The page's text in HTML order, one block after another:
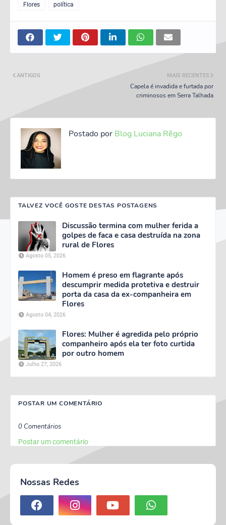
Flores política
MAIS RECENTES
Capela é invadida e furtada por
criminosos em Serra Talhada
ANTIGOS
Postado por Blog Luciana Rêgo
TALVEZ VOCÊ GOSTE DESTAS POSTAGENS
Discussão termina com mulher ferida a
golpes de faca e casa destruída na zona
rural de Flores
Agosto 05, 2026
Homem é preso em flagrante após
descumprir medida protetiva e destruir
porta da casa da ex-companheira em
Flores
Agosto 04, 2026
Flores: Mulher é agredida pelo próprio
companheiro após ela ter foto curtida
por outro homem
Julho 27, 2026
POSTAR UM COMENTÁRIO
0 Comentários
Postar um comentário
Nossas Redes